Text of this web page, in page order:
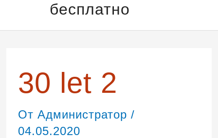
бесплатно
30 let 2
От Администратор /
04.05.2020
записям